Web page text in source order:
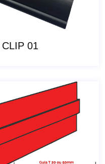
CLIP 01